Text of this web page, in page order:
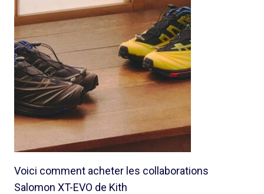
Voici comment acheter les collaborations
Salomon XT-EVO de Kith